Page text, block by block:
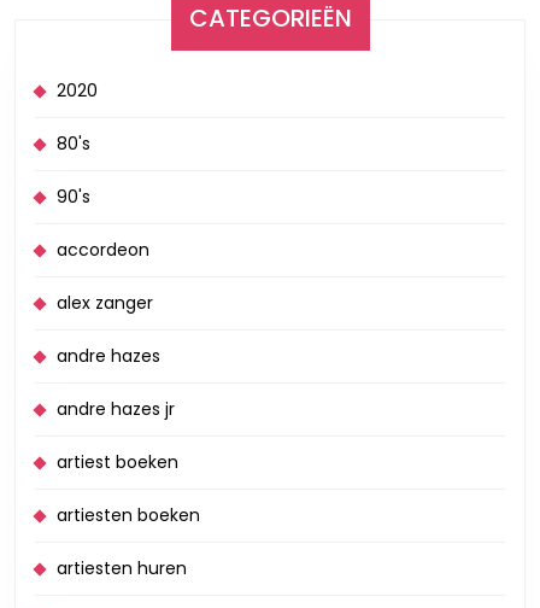
CATEGORIEËN
2020
80's
90's
accordeon
alex zanger
andre hazes
andre hazes jr
artiest boeken
artiesten boeken
artiesten huren